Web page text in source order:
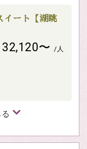
イート【湖眺
32,120〜 /人